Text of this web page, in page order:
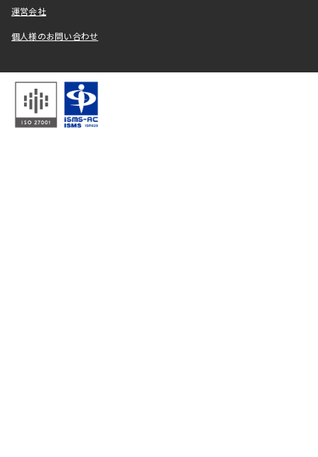
運営会社
個人様のお問い合わせ